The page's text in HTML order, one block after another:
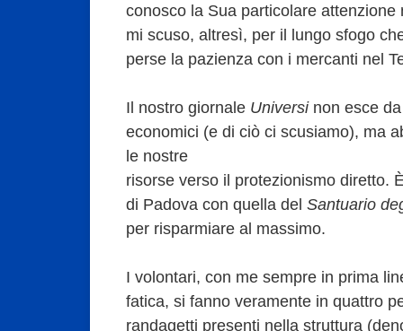
conosco la Sua particolare
mi scuso, altresì, per il lungo sfogo
perse la pazienza con i mercanti nel
Il nostro giornale Universinon esce
economici (e di ciò ci scusiamo), ma
le nostre
risorse verso il protezionismo diretto.
di Padova con quella del Santuario
per risparmiare al massimo.
I volontari, con me sempre in prima
fatica, si fanno veramente in quattro
randagetti presenti nella struttura